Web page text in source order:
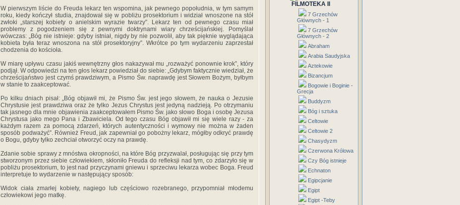
W pierwszym liście do Freuda lekarz ten wspomina, jak pewnego popołudnia, w tym samym
roku, kiedy kończył studia, znajdował się w pobliżu prosektorium i widział wnoszone na stół
zwłoki „starszej kobiety o anielskim wyrazie twarzy”. Lekarz ten od pewnego czasu miał
problemy z pogodzeniem się z pewnymi doktrynami wiary chrześcijańskiej. Pomyślał
wówczas: „Bóg nie istnieje: gdyby istniał, nigdy by nie pozwolił, aby tak pięknie wyglądająca
kobieta była teraz wnoszona na stół prosektoryjny”. Wkrótce po tym wydarzeniu zaprzestał
chodzenia do kościoła.
W miarę upływu czasu jakiś wewnętrzny głos nakazywał mu „rozważyć ponownie krok”, który
podjął. W odpowiedzi na ten głos lekarz powiedział do siebie: „Gdybym faktycznie wiedział, że
chrześcijaństwo jest czymś prawdziwym, a Pismo Św. naprawdę jest Słowem Bożym, byłbym
w stanie to zaakceptować.
Po kilku dniach pisał: „Bóg objawił mi, że Pismo Św. jest jego słowem, że nauka o Jezusie
Chrystusie jest prawdziwa oraz że tylko Jezus Chrystus jest jedyną nadzieją. Po otrzymaniu
tak jasnego dla mnie objawienia zaakceptowałem Pismo Św. jako słowo Boga i osobę Jezusa
Chrystusa jako mego Pana i Zbawiciela. Od tego czasu Bóg objawił mi się wiele razy - za
każdym razem za pomocą zdarzeń, których autentyczności i wymowy nie można w żaden
sposób podważyć”. Również Freud, jak zapewniał go pobożny lekarz, mógłby odkryć prawdę
o Bogu, gdyby tylko zechciał otworzyć oczy na prawdę.
Zdanie sobie sprawy z mnóstwa okropności, na które Bóg przyzwalał, posługując się przy tym
stworzonym przez siebie człowiekiem, skłoniło Freuda do refleksji nad tym, co zdarzyło się w
pobliżu prosektorium, to jest nad przyczynami gniewu i sprzeciwu lekarza wobec Boga. Freud
interpretuje to wydarzenie w następujący sposób:
Widok ciała zmarłej kobiety, nagiego lub częściowo rozebranego, przypomniał młodemu
człowiekowi jego matkę.
FILMOTEKA II
7 Grzechów
Głównych - 1
7 Grzechów
Głównych - 2
Abraham
Arabia Saudyjska
Aztekowie
Bizancjum
Bogowie i Boginie -
Grecja
Buddyzm
Bóg i sztuka
Celtowie
Celtowie 2
Chasydyzm
Czerwona Królowa
Czy Bóg istnieje
Echnaton
Egipcjanie
Egipt
Egipt -Teby